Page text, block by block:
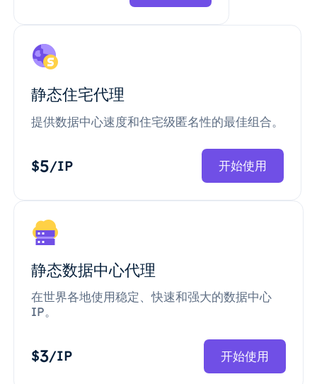
静态住宅代理
提供数据中心速度和住宅级匿名性的最佳组合。
$5/IP 开始使用
静态数据中心代理
在世界各地使用稳定、快速和强大的数据中心
IP。
$3/IP 开始使用